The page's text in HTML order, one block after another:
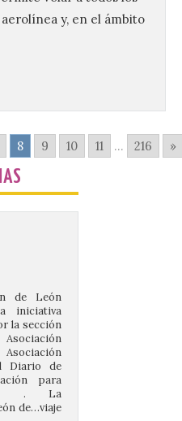
y, en el ámbito
8 9 10 11 ... 216 »
único. El
en
Diario de
para
. La
de…viaje